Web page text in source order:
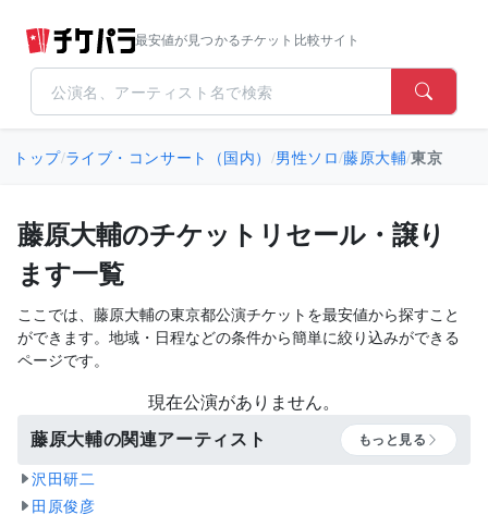
最安値が見つかるチケット比較サイト
トップ/ライブ・コンサート（国内） /男性ソロ/藤原大輔/東京
藤原大輔のチケットリセール・譲り
ます一覧
ここでは、藤原大輔の東京都公演チケットを最安値から探すこと
ができます。地域・日程などの条件から簡単に絞り込みができる
ページです。
現在公演がありません。
藤原大輔の関連アーティスト もっと見る
沢田研二
田原俊彦